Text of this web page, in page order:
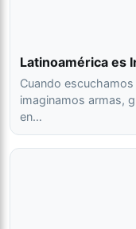
Latinoamérica es
Cuando escuchamos
imaginamos armas,
en…